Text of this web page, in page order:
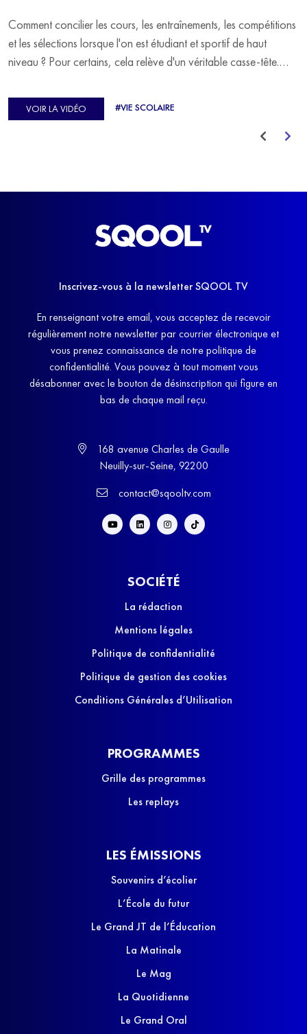
Comment concilier les cours, les entraînements, les compétitions
et les sélections lorsque l'on est étudiant et sportif de haut
niveau ? Pour certains, cela relève d'un véritable casse-tête.
d'Europe de Horse-ball, qui a failli abandonner ses études
avant de trouver un nouvel équilibre.
VOIR LA VIDÉO #VIE SCOLAIRE
Inscrivez-vous à la newsletter SQOOL TV
En renseignant votre email, vous acceptez de recevoir
régulièrement notre newsletter par courrier électronique et
vous prenez connaissance de notre politique de
confidentialité. Vous pouvez à tout moment vous
désabonner avec le bouton de désinscription qui figure en
bas de chaque mail reçu.
168 avenue Charles de Gaulle
Neuilly-sur-Seine, 92200
contact@sqooltv.com
SOCIÉTÉ
La rédaction
Mentions légales
Politique de confidentialité
Politique de gestion des cookies
Conditions Générales d’Utilisation
PROGRAMMES
Grille des programmes
Les replays
LES ÉMISSIONS
Souvenirs d’écolier
L’École du futur
Le Grand JT de l’Éducation
La Matinale
Le Mag
La Quotidienne
Le Grand Oral